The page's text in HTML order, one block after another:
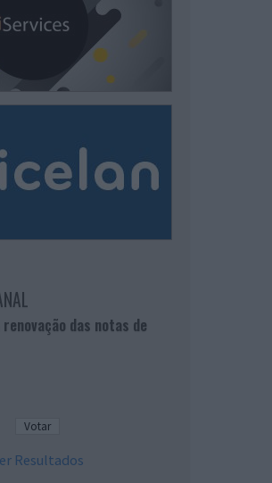
das notas de
Resultados